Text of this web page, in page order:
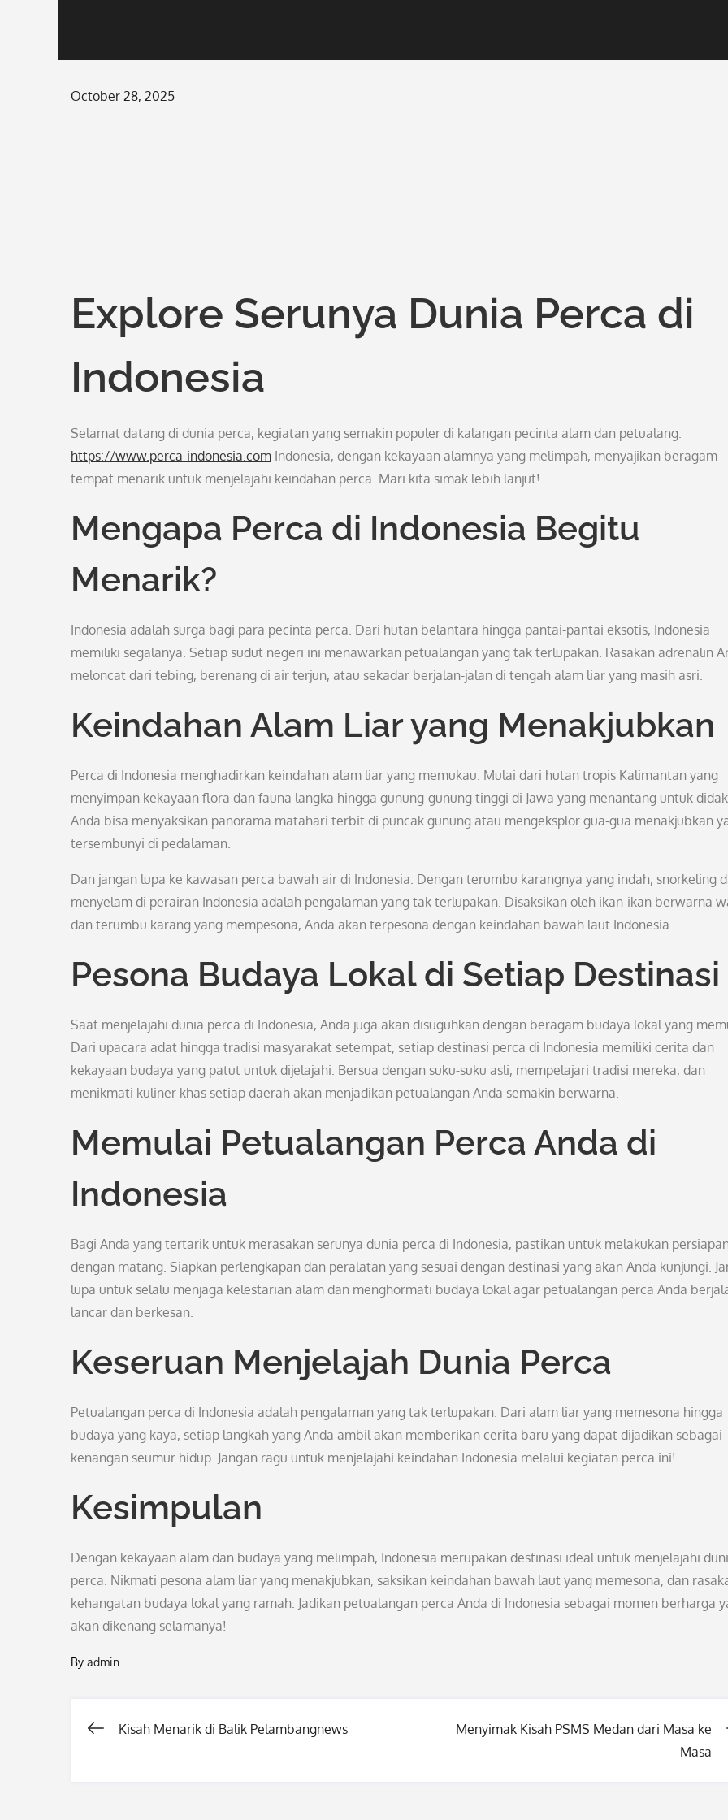
Posted
October 28, 2025
Explore Serunya Dunia Perca di
Indonesia
Selamat datang di dunia perca, kegiatan yang semakin populer di kalangan pecinta alam dan petualang.
https://www.perca-indonesia.com Indonesia, dengan kekayaan alamnya yang melimpah, menyajikan beragam
tempat menarik untuk menjelajahi keindahan perca. Mari kita simak lebih lanjut!
Mengapa Perca di Indonesia Begitu
Menarik?
Indonesia adalah surga bagi para pecinta perca. Dari hutan belantara hingga pantai-pantai eksotis, Indonesia
memiliki segalanya. Setiap sudut negeri ini menawarkan petualangan yang tak terlupakan. Rasakan adrenalin
meloncat dari tebing, berenang di air terjun, atau sekadar berjalan-jalan di tengah alam liar yang masih asri.
Keindahan Alam Liar yang Menakjubkan
Perca di Indonesia menghadirkan keindahan alam liar yang memukau. Mulai dari hutan tropis Kalimantan yang
menyimpan kekayaan flora dan fauna langka hingga gunung-gunung tinggi di Jawa yang menantang untuk
Anda bisa menyaksikan panorama matahari terbit di puncak gunung atau mengeksplor gua-gua menakjubkan
tersembunyi di pedalaman.
Dan jangan lupa ke kawasan perca bawah air di Indonesia. Dengan terumbu karangnya yang indah, snorkeling
menyelam di perairan Indonesia adalah pengalaman yang tak terlupakan. Disaksikan oleh ikan-ikan berwarna
dan terumbu karang yang mempesona, Anda akan terpesona dengan keindahan bawah laut Indonesia.
Pesona Budaya Lokal di Setiap Destinasi
Saat menjelajahi dunia perca di Indonesia, Anda juga akan disuguhkan dengan beragam budaya lokal yang
Dari upacara adat hingga tradisi masyarakat setempat, setiap destinasi perca di Indonesia memiliki cerita dan
kekayaan budaya yang patut untuk dijelajahi. Bersua dengan suku-suku asli, mempelajari tradisi mereka, dan
menikmati kuliner khas setiap daerah akan menjadikan petualangan Anda semakin berwarna.
Memulai Petualangan Perca Anda di
Indonesia
Bagi Anda yang tertarik untuk merasakan serunya dunia perca di Indonesia, pastikan untuk melakukan
dengan matang. Siapkan perlengkapan dan peralatan yang sesuai dengan destinasi yang akan Anda kunjungi.
lupa untuk selalu menjaga kelestarian alam dan menghormati budaya lokal agar petualangan perca Anda
lancar dan berkesan.
Keseruan Menjelajah Dunia Perca
Petualangan perca di Indonesia adalah pengalaman yang tak terlupakan. Dari alam liar yang memesona hingga
budaya yang kaya, setiap langkah yang Anda ambil akan memberikan cerita baru yang dapat dijadikan sebagai
kenangan seumur hidup. Jangan ragu untuk menjelajahi keindahan Indonesia melalui kegiatan perca ini!
Kesimpulan
Dengan kekayaan alam dan budaya yang melimpah, Indonesia merupakan destinasi ideal untuk menjelajahi
perca. Nikmati pesona alam liar yang menakjubkan, saksikan keindahan bawah laut yang memesona, dan
kehangatan budaya lokal yang ramah. Jadikan petualangan perca Anda di Indonesia sebagai momen berharga
akan dikenang selamanya!
By admin
Post
Kisah Menarik di Balik Pelambangnews
Menyimak Kisah PSMS Medan dari Masa ke
Masa